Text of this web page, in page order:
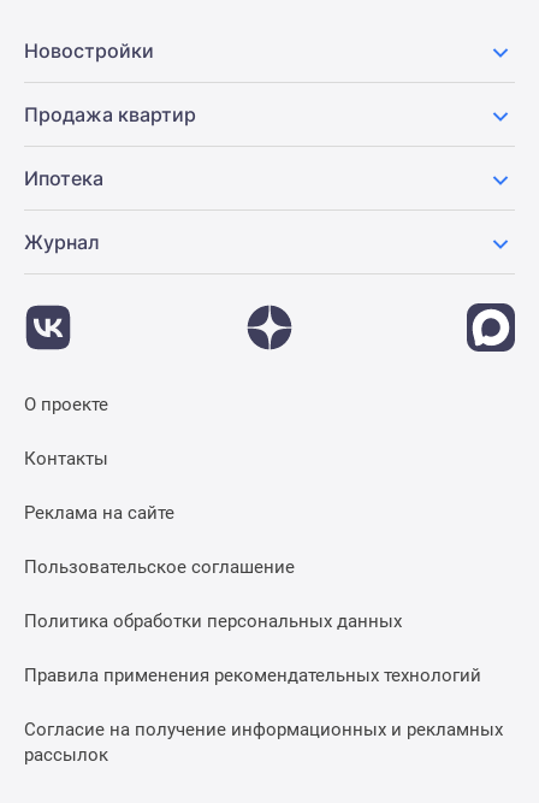
Новостройки
Продажа квартир
Ипотека
Журнал
О проекте
Контакты
Реклама на сайте
Пользовательское соглашение
Политика обработки персональных данных
Правила применения рекомендательных технологий
Согласие на получение информационных и рекламных
рассылок